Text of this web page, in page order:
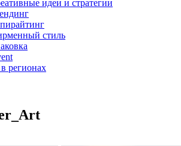
идеи и стратегии
стиль
регионах